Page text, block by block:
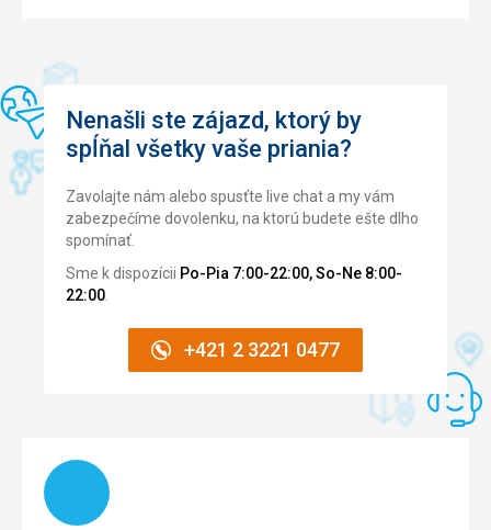
Cena
Nenašli ste zájazd, ktorý by
spĺňal všetky vaše priania?
Zavolajte nám alebo spusťte live chat a my vám
zabezpečíme dovolenku, na ktorú budete ešte dlho
spomínať.
Sme k dispozícii Po-Pia 7:00-22:00, So-Ne 8:00-
22:00.
+421 2 3221 0477
Načítam